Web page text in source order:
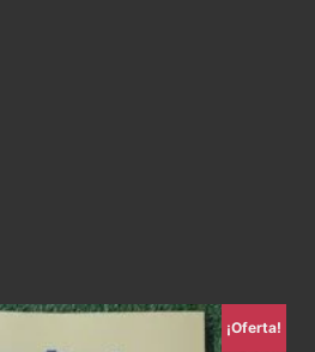
¡Oferta!